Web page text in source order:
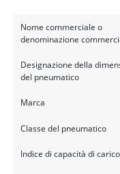
Nome commerciale o
denominazione
Designazione della
del pneumatico
Marca
Classe del pneumatico
Indice di capacità di carico